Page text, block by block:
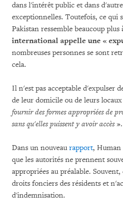
dans l'intérêt public et dans
exceptionnelles. Toutefois, ce qui
Pakistan ressemble beaucoup plus
international appelle une «
nombreuses personnes se sont
cela.
Il n'est pas acceptable d'expulser
de leur domicile ou de leurs
fournir des formes appropriées de
sans qu'elles puissent y avoir accès».
Dans un nouveau rapport, Human
que les autorités ne prennent
appropriées au préalable.
droits fonciers des résidents et
d'indemnisation.